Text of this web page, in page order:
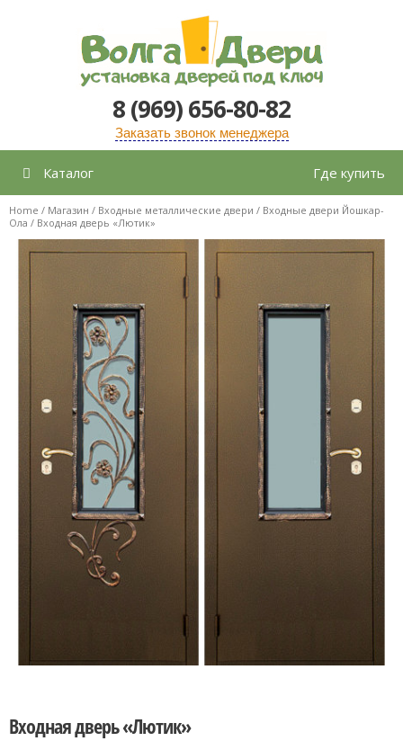
содержимому
8 (969) 656-80-82
Заказать звонок менеджера
Каталог Где купить
Home / Магазин / Входные металлические двери / Входные двери Йошкар-
Ола / Входная дверь «Лютик»
Входная дверь «Лютик»